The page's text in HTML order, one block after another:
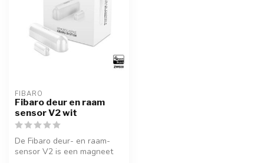
FIBARO
Fibaro deur en raam
sensor V2 wit
De Fibaro deur- en raam-
sensor V2 is een magneet